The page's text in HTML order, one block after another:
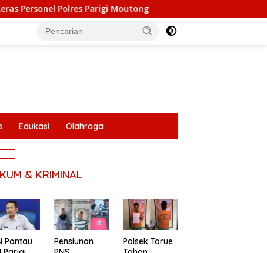
Parigi Moutong Polres Parigi Moutong Sabet
Edukasi Olahraga
& KRIMINAL
Pantau
Pensiunan
Polsek Torue